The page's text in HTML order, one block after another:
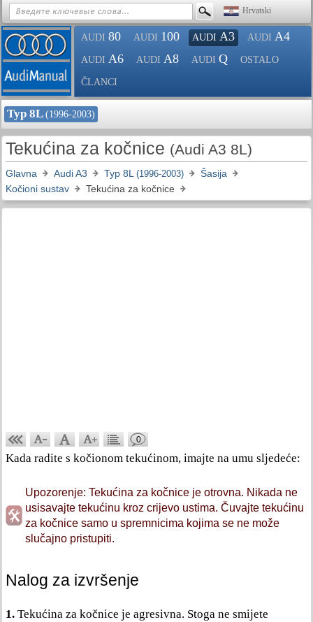
Hrvatski
AUDI 80 AUDI 100 AUDI A3 AUDI A4
AUDI A6 AUDI A8 AUDI Q OSTALO
ČLANCI
Typ 8L (1996-2003)
Tekućina za kočnice (Audi A3 8L)
Glavna Audi A3 Typ 8L (1996-2003)
Šasija
Kočioni sustav
Tekućina za kočnice
0
Kada radite s kočionom tekućinom, imajte na umu sljedeće:
Upozorenje: Tekućina za kočnice je otrovna. Nikada ne
usisavajte tekućinu kroz crijevo ustima. Čuvajte tekućinu
za kočnice samo u spremnicima kojima se ne može
slučajno pristupiti.
Nalog za izvršenje
1. Tekućina za kočnice je agresivna. Stoga ne smijete